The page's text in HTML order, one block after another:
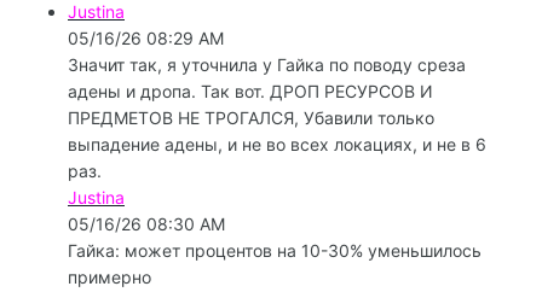
Justina
05/16/26 08:29 AM
Значит так, я уточнила у Гайка по поводу среза
адены и дропа. Так вот. ДРОП РЕСУРСОВ И
ПРЕДМЕТОВ НЕ ТРОГАЛСЯ, Убавили только
выпадение адены, и не во всех локациях, и не в 6
раз.
Justina
05/16/26 08:30 AM
Гайка: может процентов на 10-30% уменьшилось
примерно